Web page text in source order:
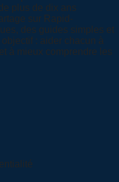
plus de dix ans
sur Rapid-
des guides simples et
: aider chacun à
à mieux comprendre les